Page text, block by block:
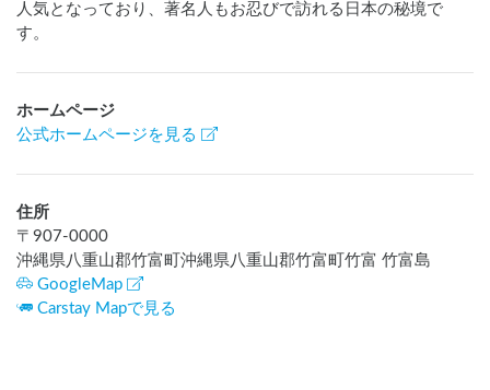
人気となっており、著名人もお忍びで訪れる日本の秘境で
す。
ホームページ
公式ホームページを見る
住所
〒 907-0000
沖縄県八重山郡竹富町沖縄県八重山郡竹富町竹富 竹富島
GoogleMap
Carstay Mapで見る